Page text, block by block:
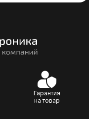
Гарантия
на товар